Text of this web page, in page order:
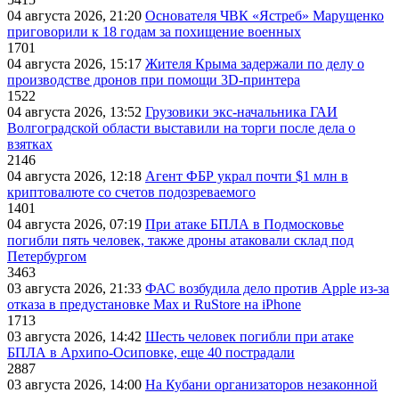
04 августа 2026, 21:20 Основателя ЧВК «Ястреб» Марущенко
приговорили к 18 годам за похищение военных
1701
04 августа 2026, 15:17 Жителя Крыма задержали по делу о
производстве дронов при помощи 3D‑принтера
1522
04 августа 2026, 13:52 Грузовики экс-начальника ГАИ
Волгоградской области выставили на торги после дела о
взятках
2146
04 августа 2026, 12:18 Агент ФБР украл почти $1 млн в
криптовалюте со счетов подозреваемого
1401
04 августа 2026, 07:19 При атаке БПЛА в Подмосковье
погибли пять человек, также дроны атаковали склад под
Петербургом
3463
03 августа 2026, 21:33 ФАС возбудила дело против Apple из-за
отказа в предустановке Max и RuStore на iPhone
1713
03 августа 2026, 14:42 Шесть человек погибли при атаке
БПЛА в Архипо-Осиповке, еще 40 пострадали
2887
03 августа 2026, 14:00 На Кубани организаторов незаконной